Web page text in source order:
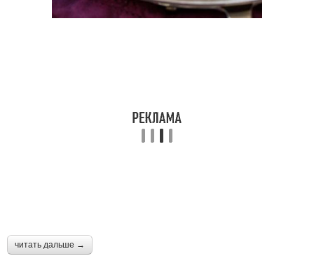
Грудка в кефире Грудки в кефире
читать дальше →